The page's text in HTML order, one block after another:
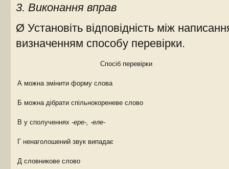
3. Виконання вправ
Ø Установіть відповідність між
визначенням способу перевірки.
Спосіб перевірки
А можна змінити форму слова
Б можна дібрати спільнокореневе слово
В у сполученнях -ере-, -еле-
Г ненаголошений звук випадає
Д словникове слово